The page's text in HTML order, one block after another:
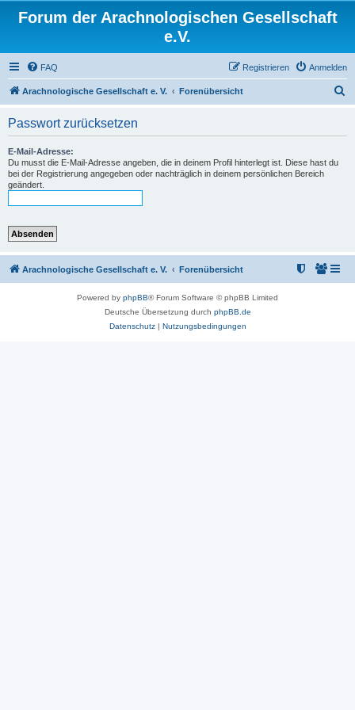
Forum der Arachnologischen Gesellschaft
e.V.
FAQ Anmelden
Registrieren
Arachnologische Gesellschaft e. V. Forenübersicht
Passwort zurücksetzen
E-Mail-Adresse:
Du musst die E-Mail-Adresse angeben, die in deinem Profil hinterlegt ist. Diese hast du
bei der Registrierung angegeben oder nachträglich in deinem persönlichen Bereich
geändert.
Arachnologische Gesellschaft e. V. Forenübersicht
Powered by phpBB® Forum Software © phpBB Limited
Deutsche Übersetzung durch phpBB.de
Datenschutz| Nutzungsbedingungen